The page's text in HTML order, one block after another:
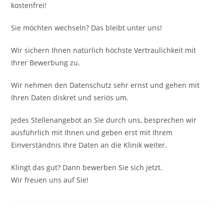
kostenfrei!
Sie möchten wechseln? Das bleibt unter uns!
Wir sichern Ihnen natürlich höchste Vertraulichkeit mit
Ihrer Bewerbung zu.
Wir nehmen den Datenschutz sehr ernst und gehen mit
Ihren Daten diskret und seriös um.
Jedes Stellenangebot an Sie durch uns, besprechen wir
ausführlich mit Ihnen und geben erst mit Ihrem
Einverständnis Ihre Daten an die Klinik weiter.
Klingt das gut? Dann bewerben Sie sich jetzt.
Wir freuen uns auf Sie!